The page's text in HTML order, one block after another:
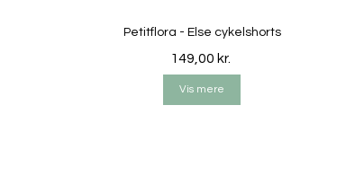
• Normal pasform
• Fremstillet i Danmark
• Petitflora design
Petitflora - Else cykelshorts
149,00 kr.
Vis mere